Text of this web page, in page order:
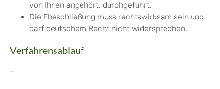
von Ihnen angehört, durchgeführt.
Die Eheschließung muss rechtswirksam sein und
darf deutschem Recht nicht widersprechen.
Verfahrensablauf
-